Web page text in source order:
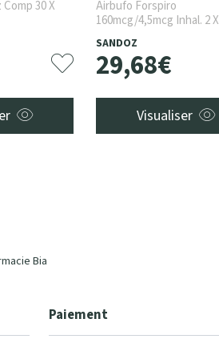
30 X
Airbufo Forspiro
160mcg/4,5mcg Inhal. 2 X
60dose
SANDOZ
29,68€
Visualiser
Bia
Paiement